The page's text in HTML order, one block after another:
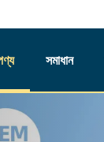
সমাধান